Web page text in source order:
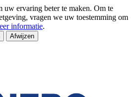
uw ervaring beter te maken. Om te
vragen we uw toestemming om
informatie.
Afwijzen